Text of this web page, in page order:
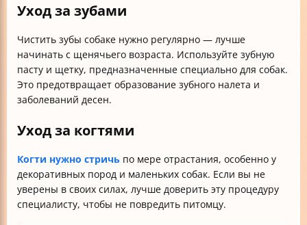
Уход за зубами
Чистить зубы собаке нужно регулярно — лучше
начинать с щенячьего возраста. Используйте зубную
пасту и щетку, предназначенные специально для собак.
Это предотвращает образование зубного налета и
заболеваний десен.
Уход за когтями
Когти нужно стричь по мере отрастания, особенно у
декоративных пород и маленьких собак. Если вы не
уверены в своих силах, лучше доверить эту процедуру
специалисту, чтобы не повредить питомцу.